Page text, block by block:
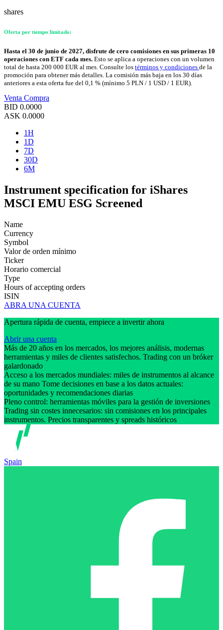
shares
Oferta por tiempo limitado:
Hasta el 30 de junio de 2027, disfrute de cero comisiones en sus primeras 10
operaciones con ETF cada mes. Esto se aplica a operaciones con un volumen
total de hasta 200 000 EUR al mes. Consulte los términos y condiciones de la
promoción para obtener más detalles. La comisión más baja en los 30 días
anteriores a esta oferta fue del 0,1 % (mínimo 5 PLN / 1 USD / 1 EUR).
Venta Compra
BID 0.0000
ASK 0.0000
1H
1D
7D
30D
6M
Instrument specification for iShares
MSCI EMU ESG Screened
Name
Currency
Symbol
Valor de orden mínimo
Ticker
Horario comercial
Type
Hours of accepting orders
ISIN
ABRA UNA CUENTA
Apertura rápida de cuenta, empiece a invertir ahora
Abrir una cuenta
Más de 20 años en los mercados, los mejores análisis, modernas
herramientas y miles de clientes satisfechos. Trading con un bróker
galardonado
Acceso a los mercados mundiales: miles de instrumentos al alcance
de su mano Tome decisiones en base a los datos actuales:
oportunidades y recomendaciones diarias
Pleno control: herramientas móviles para la gestión de inversiones
Trading sin costes innecesarios: sin comisiones en los principales
instrumentos. Precios transparentes y spreads históricos
Spain